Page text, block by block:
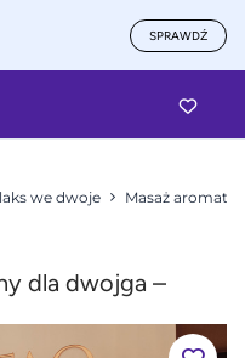
SPRAWDŹ
we dwoje Masaż
dla dwojga –